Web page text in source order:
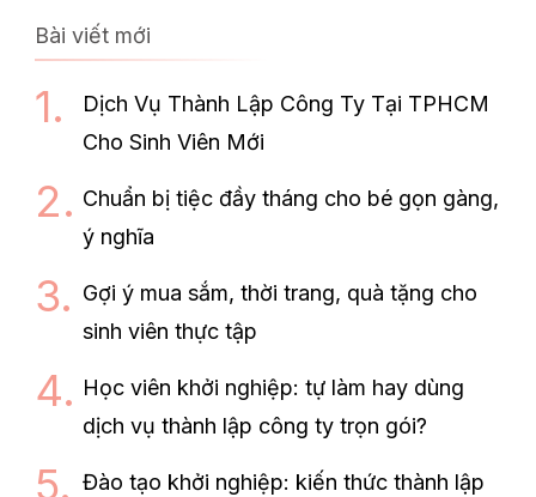
Bài viết mới
Dịch Vụ Thành Lập Công Ty Tại TPHCM
Cho Sinh Viên Mới
Chuẩn bị tiệc đầy tháng cho bé gọn gàng,
ý nghĩa
Gợi ý mua sắm, thời trang, quà tặng cho
sinh viên thực tập
Học viên khởi nghiệp: tự làm hay dùng
dịch vụ thành lập công ty trọn gói?
Đào tạo khởi nghiệp: kiến thức thành lập